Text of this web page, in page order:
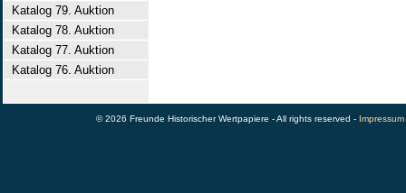
Katalog 79. Auktion
Katalog 78. Auktion
Katalog 77. Auktion
Katalog 76. Auktion
© 2026 Freunde Historischer Wertpapiere - All rights reserved - Impressum